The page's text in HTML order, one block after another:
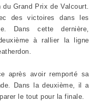
Grand Prix de Valcourt.
des victoires dans les
Dans cette dernière,
à rallier la ligne
après avoir remporté sa
Dans la deuxième, il a
le tout pour la finale.